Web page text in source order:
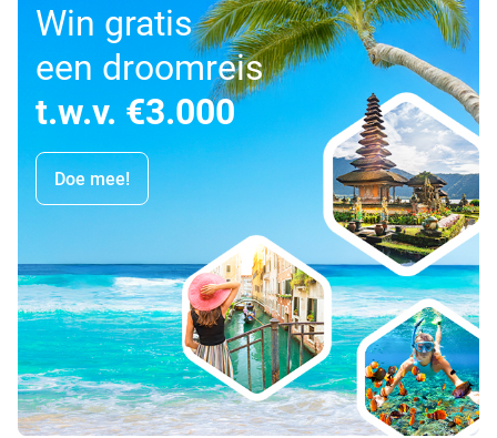
Win gratis
een droomreis
t.w.v. €3.000
Doe mee!